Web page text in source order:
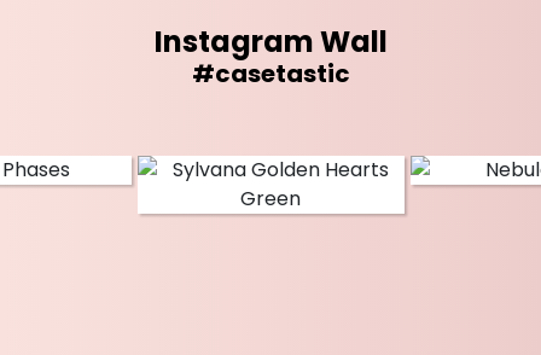
Instagram Wall
#casetastic